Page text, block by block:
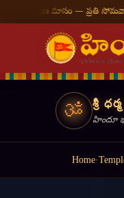
సోమవారం శివాలయ దర్శనం🌸
ॐ శ్రీ
హిందూ
Home·